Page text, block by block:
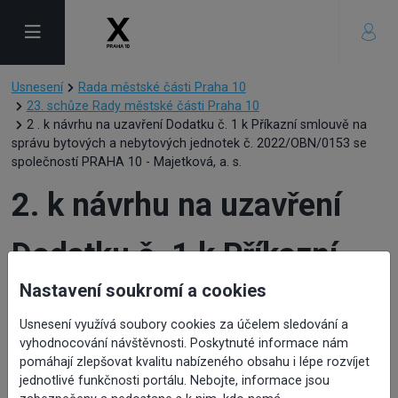
Usnesení
Rada městské části Praha 10
23. schůze Rady městské části Praha 10
2 . k návrhu na uzavření Dodatku č. 1 k Příkazní smlouvě na
správu bytových a nebytových jednotek č. 2022/OBN/0153 se
společností PRAHA 10 - Majetková, a. s.
2. k návrhu na uzavření
Dodatku č. 1 k Příkazní
smlouvě na správu
bytových a nebytových
Nastavení soukromí a cookies
Usnesení využívá soubory cookies za účelem sledování a
vyhodnocování návštěvnosti. Poskytnuté informace nám
pomáhají zlepšovat kvalitu nabízeného obsahu i lépe rozvíjet
jednotlivé funkčnosti portálu. Nebojte, informace jsou